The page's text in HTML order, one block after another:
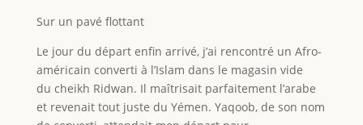
Sur un pavé flottant
Le jour du départ enfin arrivé, j’ai rencontré un Afro-
américain converti à l’Islam dans le magasin vide
du cheikh Ridwan. Il maîtrisait parfaitement l’arabe
et revenait tout juste du Yémen. Yaqoob, de son nom